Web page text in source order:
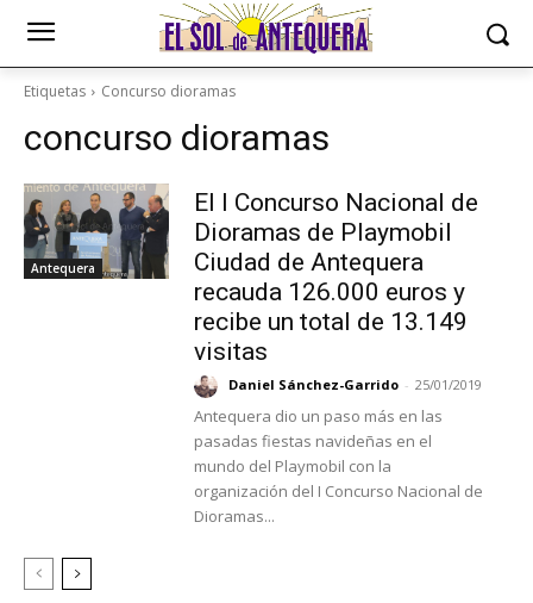
Etiquetas Concurso dioramas
concurso dioramas
Antequera
El I Concurso Nacional de
Dioramas de Playmobil
Ciudad de Antequera
recauda 126.000 euros y
recibe un total de 13.149
visitas
Daniel Sánchez-Garrido - 25/01/2019
Antequera dio un paso más en las
pasadas fiestas navideñas en el
mundo del Playmobil con la
organización del I Concurso Nacional de
Dioramas...